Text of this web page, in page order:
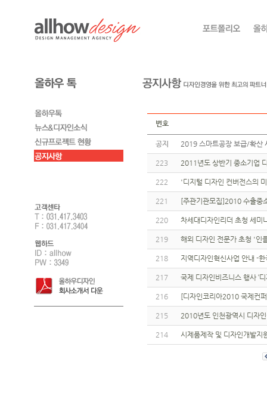
번호
공지 2019 스마트공장 보급/확
223 2011년도 상반기 중소기업
222 '디지털 디자인 컨버전스의
221 [주관기관모집]2010 수출중
220 차세대디자인리더 초청 세미
219 해외 디자인 전문가 초청 '인
218 지역디자인혁신사업 안내 -
217 국제 디자인비즈니스 행사 ‘
216 [디자인코리아2010 국제컨
215 2010년도 인천광역시 디자
214 시제품제작 및 디자인개발지